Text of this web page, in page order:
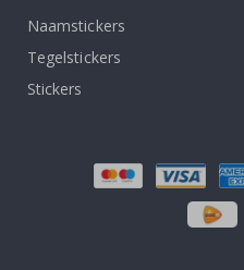
Naamstickers
Tegelstickers
Stickers